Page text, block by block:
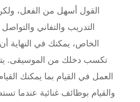
القول أسهل من الفعل،
التدريب والتفاني
الخاص، يمكنك في النهاية
تكسب دخلك من الموسيقى.
العمل في القيام بما يمكنك
والقيام بوظائف غنائية عندما